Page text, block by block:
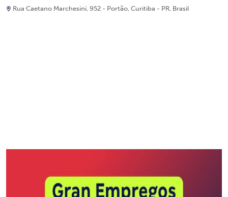
Rua Caetano Marchesini, 952 - Portão, Curitiba - PR, Brasil